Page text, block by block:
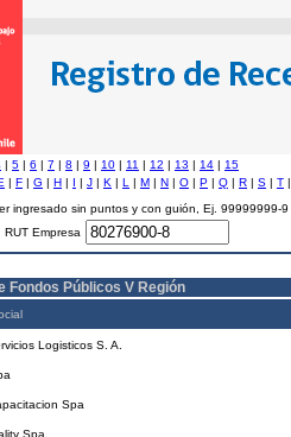
| 5 | 6 | 7 | 8 | 9 | 10 | 11 | 12 | 13 | 14 | 15
| F | G | H | I | J | K | L | M | N | O | P | Q | R | S | T |
ingresado sin puntos y con guión, Ej. 99999999-9
RUT Empresa
Fondos Públicos V Región
Logisticos S. A.
Spa
Spa